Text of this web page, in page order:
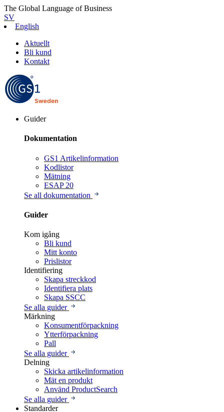
The Global Language of Business
SV
English
Aktuellt
Bli kund
Kontakt
Guider
Dokumentation
GS1 Artikelinformation
Kodlistor
Mätning
ESAP 20
Se all dokumentation
Guider
Kom igång
Bli kund
Mitt konto
Prislistor
Identifiering
Skapa streckkod
Identifiera plats
Skapa SSCC
Se alla guider
Märkning
Konsumentförpackning
Ytterförpackning
Pall
Se alla guider
Delning
Skicka artikelinformation
Mät en produkt
Använd ProductSearch
Se alla guider
Standarder